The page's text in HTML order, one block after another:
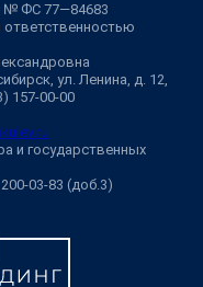
№ ФС 77—84683
ответственностью
ул. Ленина, д. 12,
157-00-00
и государственных
200-03-83 (доб.3)